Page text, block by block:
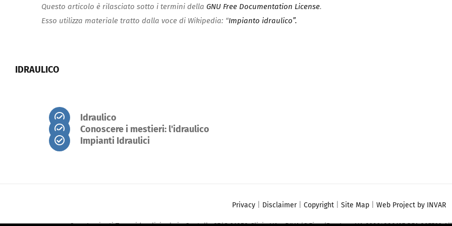
Questo articolo è rilasciato sotto i termini della GNU Free Documentation License.
Esso utilizza materiale tratto dalla voce di Wikipedia: “Impianto idraulico”.
IDRAULICO
Idraulico
Conoscere i mestieri: l'idraulico
Impianti Idraulici
Privacy Disclaimer| Copyright Site Map Web Project by INVAR